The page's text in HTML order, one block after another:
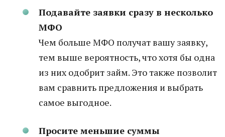
Подавайте заявки сразу в несколько
МФО
Чем больше МФО получат вашу заявку,
тем выше вероятность, что хотя бы одна
из них одобрит займ. Это также позволит
вам сравнить предложения и выбрать
самое выгодное.
Просите меньшие суммы